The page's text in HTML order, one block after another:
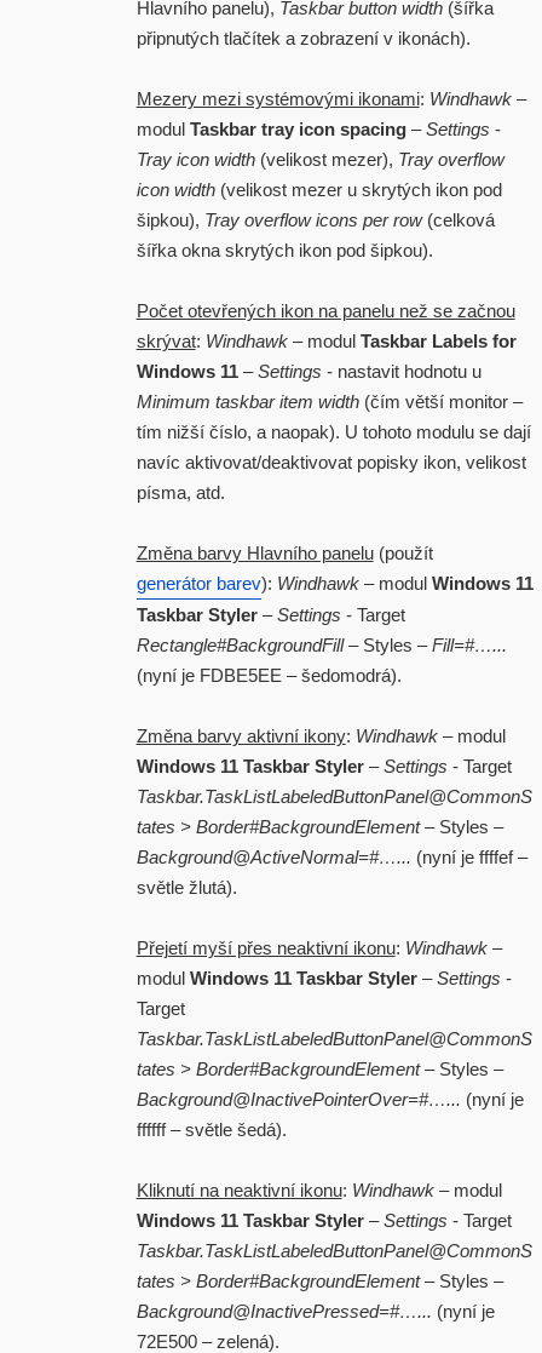
Hlavního panelu), Taskbar button width(šířka
připnutých tlačítek a zobrazení v ikonách).
Mezery mezi systémovými ikonami: Windhawk–
modul Taskbar tray icon spacing–Settings -
Tray icon width(velikost mezer), Tray overflow
icon width(velikost mezer u skrytých ikon pod
šipkou), Tray overflow icons per row(celková
šířka okna skrytých ikon pod šipkou).
Počet otevřených ikon na panelu než se začnou
skrývat: Windhawk– modul Taskbar Labels for
Windows 11–Settings - nastavit hodnotu u
Minimum taskbar item width(čím větší monitor –
tím nižší číslo, a naopak). U tohoto modulu se dají
navíc aktivovat/deaktivovat popisky ikon, velikost
písma, atd.
Změna barvy Hlavního panelu(použít
generátor barev): Windhawk– modul Windows 11
Taskbar Styler–Settings - Target
Rectangle#BackgroundFill– Styles –Fill=#…...
(nyní je FDBE5EE – šedomodrá).
Změna barvy aktivní ikony: Windhawk– modul
Windows 11 Taskbar Styler–Settings - Target
Taskbar.TaskListLabeledButtonPanel@CommonS
tates > Border#BackgroundElement– Styles –
Background@ActiveNormal=#…... (nyní je ffffef –
světle žlutá).
Přejetí myší přes neaktivní ikonu: Windhawk–
modul Windows 11 Taskbar Styler–Settings -
Target
Taskbar.TaskListLabeledButtonPanel@CommonS
tates > Border#BackgroundElement– Styles –
Background@InactivePointerOver=#…... (nyní je
ffffff – světle šedá).
Kliknutí na neaktivní ikonu: Windhawk– modul
Windows 11 Taskbar Styler–Settings - Target
Taskbar.TaskListLabeledButtonPanel@CommonS
tates > Border#BackgroundElement– Styles –
Background@InactivePressed=#…... (nyní je
72E500 – zelená).